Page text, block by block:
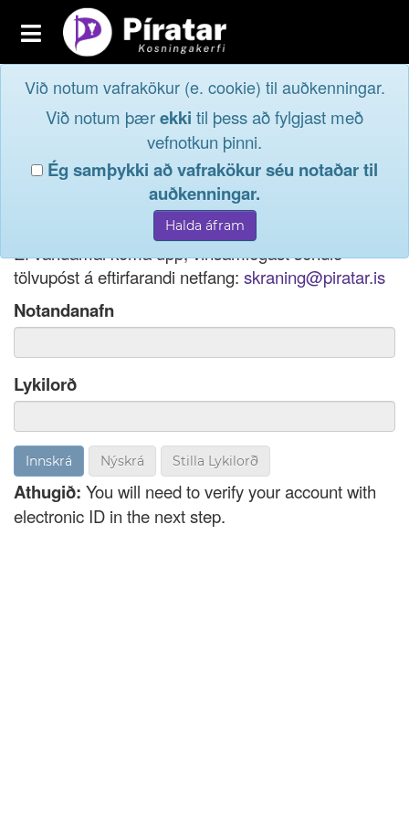
Toggle
navigation
Aðildarfélög
Innskrá
Við notum vafrakökur (e. cookie) til auðkenningar.
Við notum þærekki til þess að fylgjast með
vefnotkun þinni.
Ég samþykki að vafrakökur séu notaðar til
auðkenningar.
Innskráog taktu þátt í
lýðræðinu...
Ef þú hefur gleymt notendanafni þínu, þá má einnig
nota netfang eða kennitölu til innskráningar.
Ef vandamál koma upp, vinsamlegast sendið
tölvupóst á eftirfarandi netfang: skraning@piratar.is
Notandanafn
Lykilorð
Nýskrá Stilla Lykilorð
Athugið: You will need to verify your account with
electronic ID in the next step.